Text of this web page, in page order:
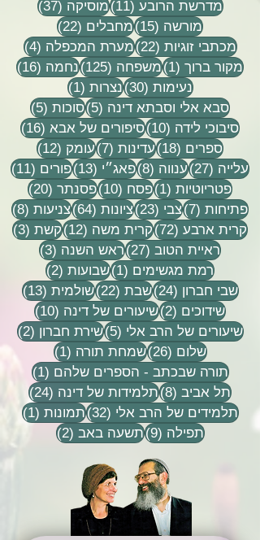
מדרשת הרובע (11) 11 פוסטים
מוסיקה (37)
37 פוסטים
מורשה (15) 15 פוסטים
מחבלים (22)
22 פוסטים
מכתבי זוגיות (22) 22 פוסטים
מערת המכפלה (4)
4 פוסטים
מקור ברוך (1) פוסט 1
משפחה (125) 125 פוסטים
נחמה (16)
16 פוסטים
נעימות (30) 30 פוסטים
נצרות (1)
פוסט 1
סבא אלי וסבתא דינה (5) 5 פוסטיםסוכות (5)
5 פוסטים
סיבוכי לידה (10) 10 פוסטים
סיפורים של אבא (16)
16 פוסטים
ספרים (18) 18 פוסטים
עדינות (7) 7 פוסטיםעומק (12)
12 פוסטים
עלייה (27) 27 פוסטים
ענווה (8) 8 פוסטיםפאג״י (13) 13 פוסטים
פורים (11)
11
פטריוטיות (1) פוסט 1
פסח (10) 10 פוסטים
פסנתר (20)
20 פוסטים
פתיחות (7) 7 פוסטיםצבי (23) 23 פוסטים
ציונות (64) 64 פוסטים
צניעות (8)
8 פוסטים
קרית ארבע (72) 72 פוסטים
קרית משה (12) 12 פוסטים
קשת (3)
3 פוסטים
ראיית הטוב (27) 27 פוסטים
ראש השנה (3)
3 פוסטים
רמת מגשימים (1) פוסט 1
שבועות (2)
2 פוסטים
שבי חברון (24) 24 פוסטים
שבת (22) 22 פוסטים
שולמית (13)
13 פוסטים
שידוכים (2) 2 פוסטיםשיעורים של דינה (10)
10 פוסטים
שיעורים של הרב אלי (5) 5 פוסטיםשירת חברון (2)
2 פוסטים
שלום (26) 26 פוסטים
שמחת תורה (1)
פוסט 1
תורה שבכתב - הספרים שלהם (1)
פוסט 1
תל אביב (8) 8 פוסטיםתלמידות של דינה (24)
24 פוסטים
תלמידים של הרב אלי (32) 32 פוסטים
תמונות (1)
תפילה (9) 9 פוסטיםתשעה באב (2) 2 פוסטים